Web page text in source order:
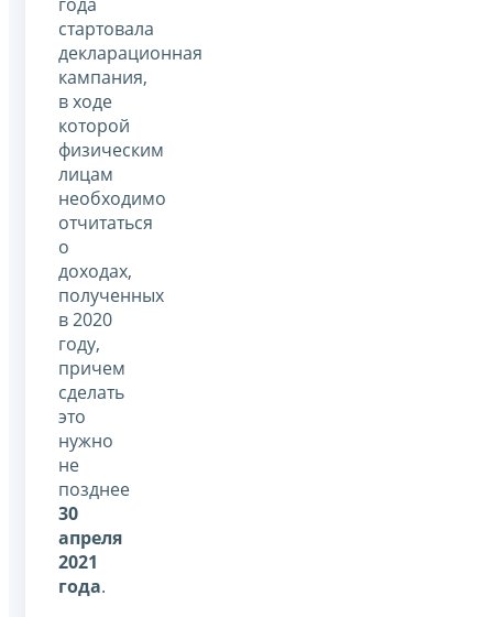
стартовала
декларационная
кампания,
в ходе
которой
физическим
лицам
необходимо
отчитаться
о
доходах,
полученных
в 2020
году,
причем
сделать
это
нужно
не
позднее
30
апреля
2021
года.